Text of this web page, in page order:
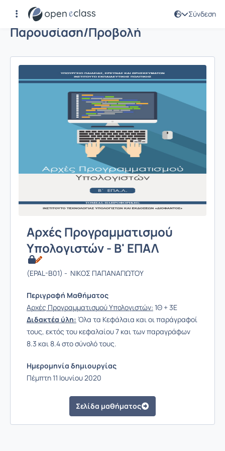
Σύνδεση
Παρουσίαση/Προβολή
Αρχές Προγραμματισμού
Υπολογιστών - Β' ΕΠΑΛ
(EPAL-B01) - ΝΙΚΟΣ ΠΑΠΑΝΑΓΙΩΤΟΥ
Περιγραφή Μαθήματος
Αρχές Προγραμματισμού Υπολογιστών: 1Θ + 3Ε
Διδακτέα ύλη: Όλα τα Κεφάλαια και οι παράγραφοί
τους, εκτός του κεφαλαίου 7 και των παραγράφων
8.3 και 8.4 στο σύνολό τους.
Ημερομηνία δημιουργίας
Πέμπτη 11 Ιουνίου 2020
Σελίδα μαθήματος